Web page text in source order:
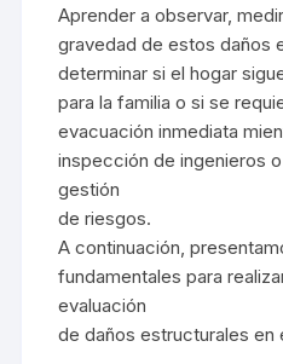
Aprender a observar,
gravedad de estos daños
determinar si el hogar
para la familia o si se
evacuación inmediata
inspección de ingenieros
gestión
de riesgos.
A continuación,
fundamentales para
evaluación
de daños estructurales